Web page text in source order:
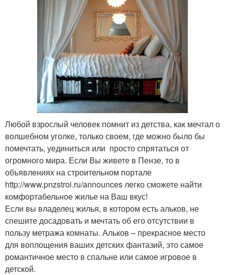
Любой взрослый человек помнит из детства, как мечтал о
волшебном уголке, только своем, где можно было бы
помечтать, уединиться или просто спрятаться от
огромного мира. Если Вы живете в Пензе, то в
объявлениях на строительном портале
http://www.pnzstroi.ru/announces легко сможете найти
комфортабельное жилье на Ваш вкус!
Если вы владелец жилья, в котором есть альков, не
спешите досадовать и мечтать об его отсутствии в
пользу метража комнаты. Альков – прекрасное место
для воплощения ваших детских фантазий, это самое
романтичное место в спальне или самое игровое в
детской.